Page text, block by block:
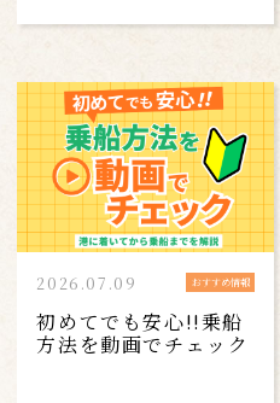
2026.07.09 おすすめ情報
初めてでも安心!!乗船
方法を動画でチェック